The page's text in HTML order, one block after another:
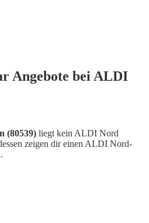
Angebote bei ALDI
(80539) liegt kein ALDI Nord
zeigen dir einen ALDI Nord-